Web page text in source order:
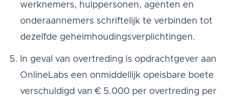
werknemers, hulppersonen, agenten en
onderaannemers schriftelijk te verbinden tot
dezelfde geheimhoudingsverplichtingen.
In geval van overtreding is opdrachtgever aan
OnlineLabs een onmiddellijk opeisbare boete
verschuldigd van € 5.000 per overtreding per